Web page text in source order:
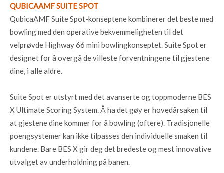
QUBICAAMF SUITE SPOT
QubicaAMF Suite Spot-konseptene kombinerer det beste med
bowling med den operative bekvemmeligheten til det
velprøvde Highway 66 mini bowlingkonseptet. Suite Spot er
designet for å overgå de villeste forventningene til gjestene
dine, i alle aldre.
Suite Spot er utstyrt med det avanserte og toppmoderne BES
X Ultimate Scoring System. Å ha det gøy er hovedårsaken til
at gjestene dine kommer for å bowling (oftere). Tradisjonelle
poengsystemer kan ikke tilpasses den individuelle smaken til
kundene. Bare BES X gir deg det bredeste og mest innovative
utvalget av underholdning på banen.